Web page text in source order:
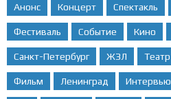
Анонс Концерт Спектакль
Фестиваль Событие Кино
Санкт-Петербург ЖЗЛ Театр
Фильм Ленинград Интервью